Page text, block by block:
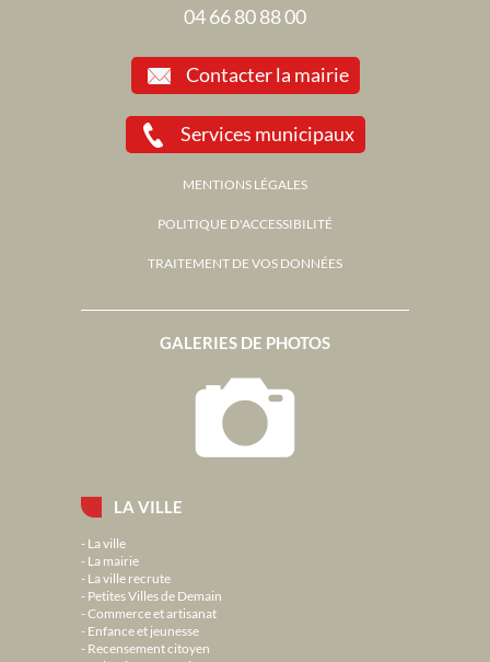
LA VILLE
La ville
La mairie
La ville recrute
Petites Villes de Demain
Commerce et artisanat
Enfance et jeunesse
Recensement citoyen
GALERIES DE PHOTOS
04 66 80 88 00
Contacter la mairie
Services municipaux
MENTIONS LÉGALES
POLITIQUE D'ACCESSIBILITÉ
TRAITEMENT DE VOS DONNÉES